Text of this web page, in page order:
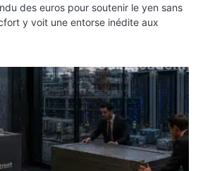
des euros pour soutenir le yen sans
y voit une entorse inédite aux
le transfert de 11 milliards de